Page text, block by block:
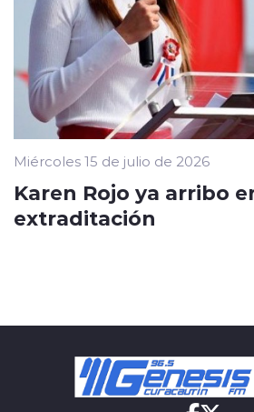
Miércoles 15 de julio de 2026
Karen Rojo ya arribo
extraditación